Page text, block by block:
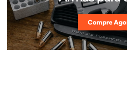
Compre